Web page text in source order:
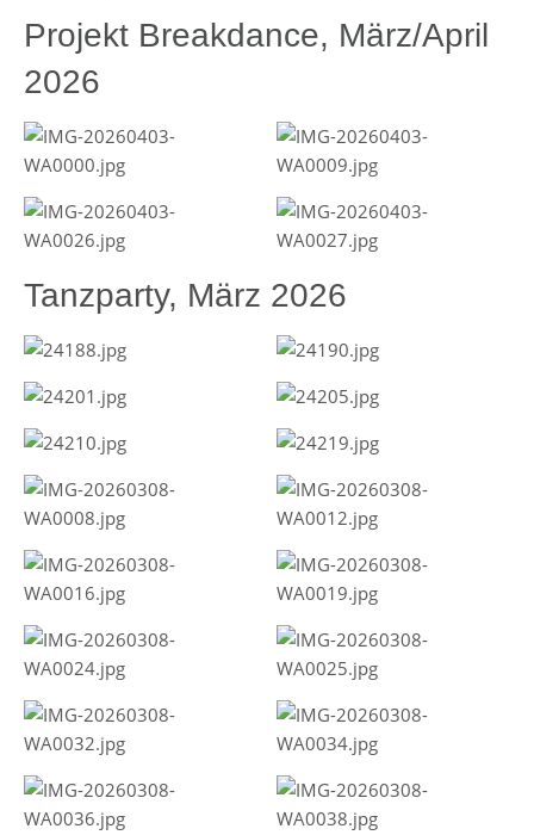
Projekt Breakdance, März/April
2026
Tanzparty, März 2026